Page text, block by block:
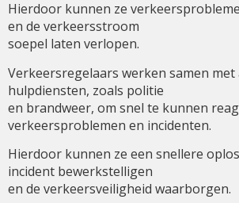
Hierdoor kunnen ze
en de verkeersstroom
soepel laten verlopen.
Verkeersregelaars werken samen met
hulpdiensten, zoals politie
en brandweer, om snel te kunnen
verkeersproblemen en incidenten.
Hierdoor kunnen ze een snellere
incident bewerkstelligen
en de verkeersveiligheid waarborgen.